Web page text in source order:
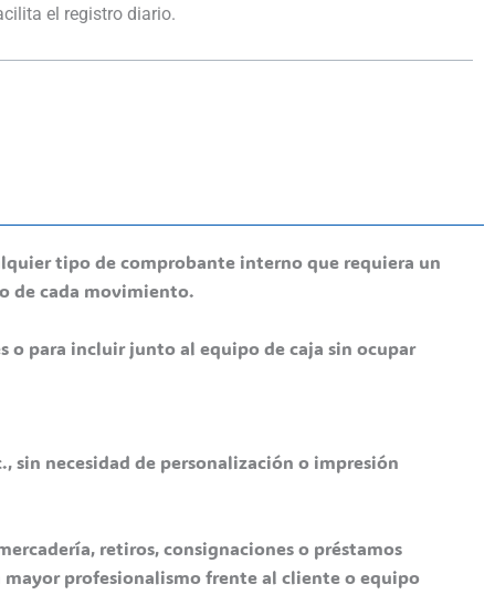
el registro diario.
tipo de comprobante interno que requiera un
de cada movimiento.
para incluir junto al equipo de caja sin ocupar
sin necesidad de personalización o impresión
retiros, consignaciones o préstamos
profesionalismo frente al cliente o equipo